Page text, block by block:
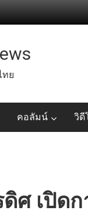
ทย
คอลัมน์ วิดี
ศ เปิด